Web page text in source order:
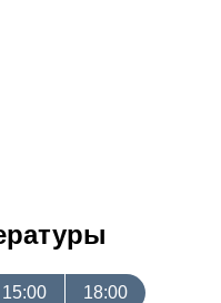
15:00 18:00